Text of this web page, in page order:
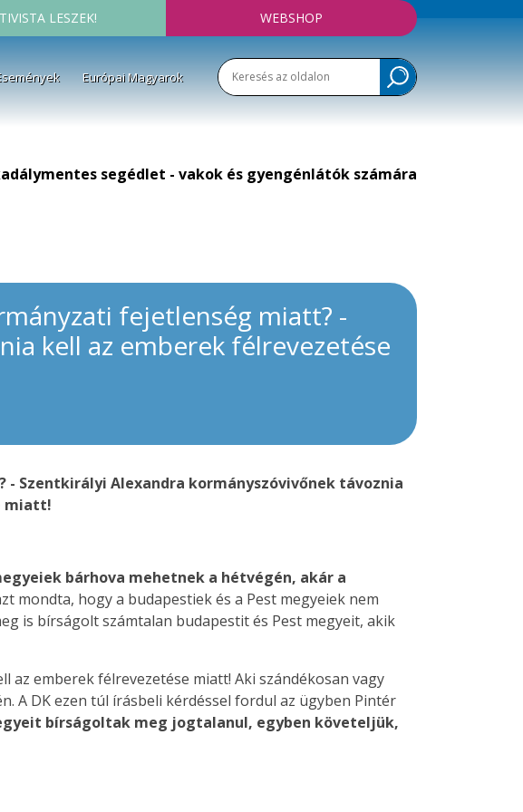
LESZEK! WEBSHOP
Európai Magyarok
segédlet - vakok és gyengénlátók számára
fejetlenség miatt? -
kell az emberek félrevezetése
Szentkirályi Alexandra kormányszóvivőnek távoznia
miatt!
bárhova mehetnek a hétvégén, akár a
mondta, hogy a budapestiek és a Pest megyeiek nem
is bírságolt számtalan budapestit és Pest megyeit, akik
emberek félrevezetése miatt! Aki szándékosan vagy
A DK ezen túl írásbeli kérdéssel fordul az ügyben Pintér
bírságoltak meg jogtalanul, egyben követeljük,